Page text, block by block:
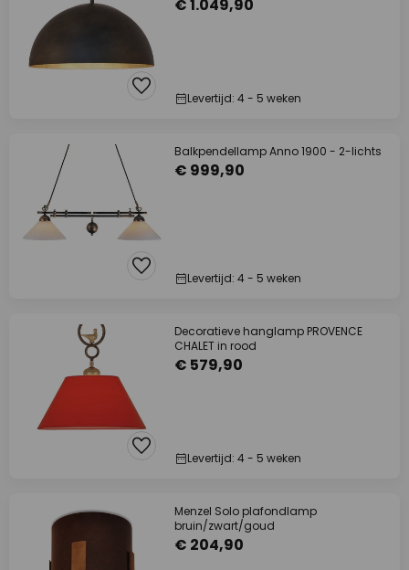
€ 1.049,90
Levertijd: 4 - 5 weken
Balkpendellamp Anno 1900 - 2-lichts
€ 999,90
Levertijd: 4 - 5 weken
Decoratieve hanglamp PROVENCE
CHALET in rood
€ 579,90
Levertijd: 4 - 5 weken
Menzel Solo plafondlamp
bruin/zwart/goud
€ 204,90